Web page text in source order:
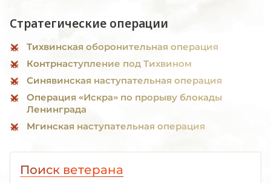
Стратегические операции
Тихвинская оборонительная операция
Контрнаступление под Тихвином
Синявинская наступательная операция
Операция «Искра» по прорыву блокады
Ленинграда
Мгинская наступательная операция
Поиск ветерана